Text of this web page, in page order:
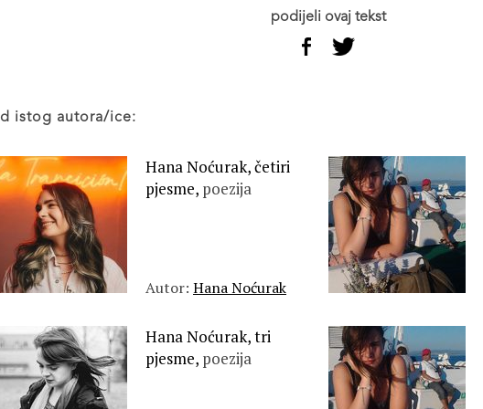
podijeli ovaj tekst
od istog autora/ice:
Hana Noćurak, četiri
pjesme, poezija
Autor: Hana Noćurak
Hana Noćurak, tri
pjesme, poezija